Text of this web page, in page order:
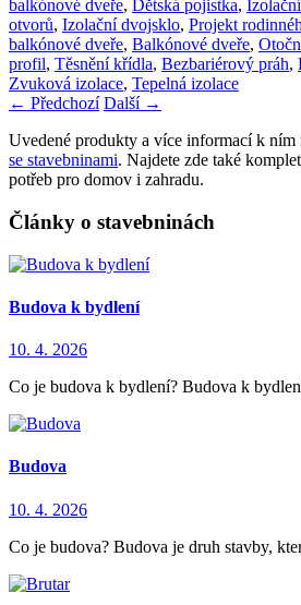
balkónové dveře, Dětská pojistka,
otvorů, Izolační dvojsklo, Projekt
balkónové dveře, Balkónové dveře,
profil, Těsnění křídla, Bezbariérový práh,
Zvuková izolace, Tepelná izolace
← Předchozí Další →
Uvedené produkty a více informací k ním
se stavebninami. Najdete zde také
potřeb pro domov i zahradu.
Články o stavebninách
Budova k bydlení
10. 4. 2026
Co je budova k bydlení? Budova k
Budova
10. 4. 2026
Co je budova? Budova je druh stavby,